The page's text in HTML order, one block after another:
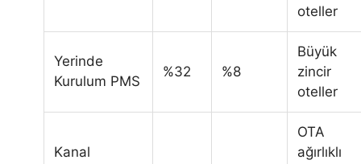
oteller
Yerinde
Kurulum PMS
%32 %8
Büyük
zincir
oteller
Kanal
OTA
ağırlıklı